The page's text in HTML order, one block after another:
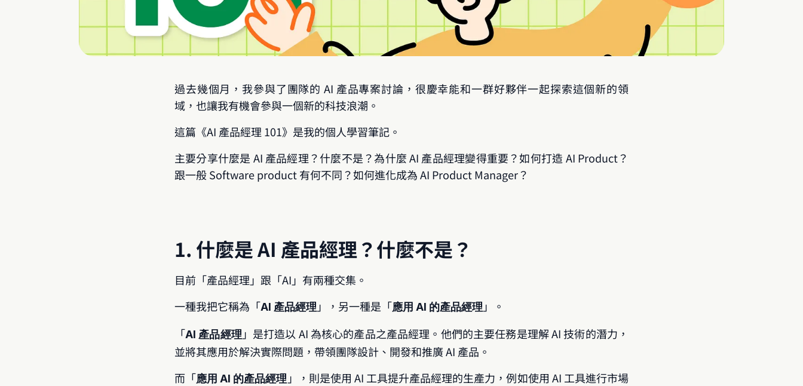
過去幾個月，我參與了團隊的 AI 產品專案討論，很慶幸能和一群好夥伴一起探索這個新的領
域，也讓我有機會參與一個新的科技浪潮。
這篇《AI 產品經理 101》是我的個人學習筆記。
主要分享什麼是 AI 產品經理？什麼不是？為什麼 AI 產品經理變得重要？如何打造 AI Product？
跟一般 Software product 有何不同？如何進化成為 AI Product Manager？
1. 什麼是 AI 產品經理？什麼不是？
目前「產品經理」跟「AI」有兩種交集。
一種我把它稱為「AI 產品經理 」，另一種是「應用 AI 的產品經理 」。
「AI 產品經理 」是打造以 AI 為核心的產品之產品經理。他們的主要任務是理解 AI 技術的潛力，
並將其應用於解決實際問題，帶領團隊設計、開發和推廣 AI 產品。
而「應用 AI 的產品經理 」，則是使用 AI 工具提升產品經理的生產力，例如使用 AI 工具進行市場